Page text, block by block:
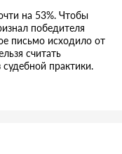
на 53%. Чтобы
победителя
письмо исходило от
считать
практики.